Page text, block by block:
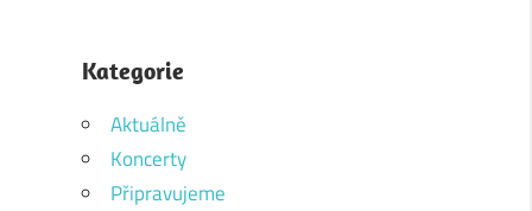
Kategorie
Aktuálně
Koncerty
Připravujeme